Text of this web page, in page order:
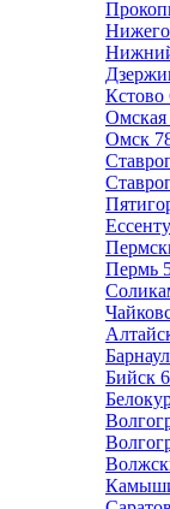
Кстово
Омская
Омск
Пермь
Барнаул
Бийск 6